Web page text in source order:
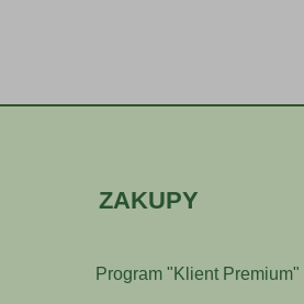
ZAKUPY
Program "Klient Premium"